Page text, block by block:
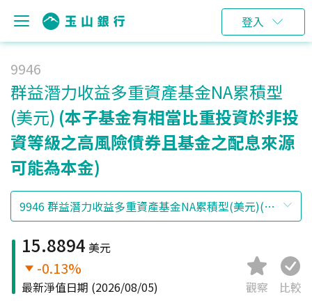
登入
9946
群益潛力收益多重資產基金NA累積型
(美元) (本子基金有相當比重投資於非投
資等級之高風險債券且基金之配息來源
可能為本金)
15.8894 美元
-0.13%
最新淨值日期 (2026/08/05) 觀察 比較